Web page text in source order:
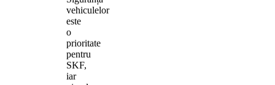
vehiculelor
este
o
prioritate
pentru
SKF,
iar